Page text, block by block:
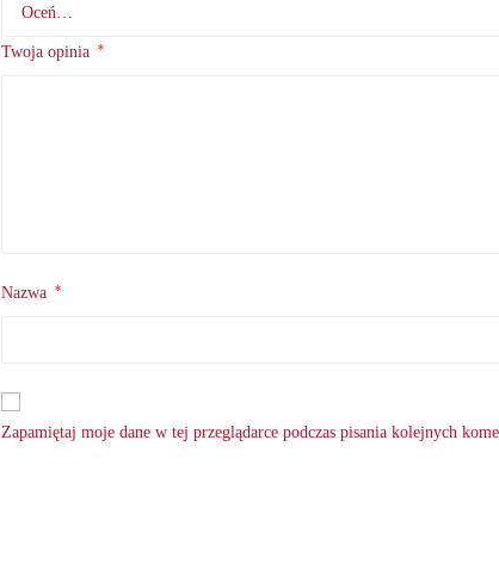
Twoja opinia *
Nazwa *
Zapamiętaj moje dane w tej przeglądarce podczas pisania kolejnych